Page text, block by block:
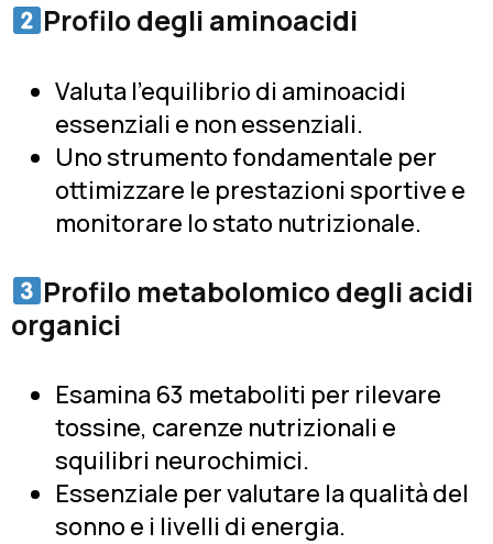
Profilo degli aminoacidi
Valuta l'equilibrio di aminoacidi
essenziali e non essenziali.
Uno strumento fondamentale per
ottimizzare le prestazioni sportive e
monitorare lo stato nutrizionale.
Profilo metabolomico degli acidi
organici
Esamina 63 metaboliti per rilevare
tossine, carenze nutrizionali e
squilibri neurochimici.
Essenziale per valutare la qualità del
sonno e i livelli di energia.